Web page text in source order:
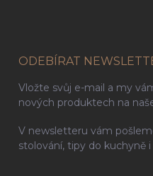
ODEBÍRAT
Vložte svůj e-mail a my
nových produktech na
V newsletteru vám
stolování, tipy do kuchyně